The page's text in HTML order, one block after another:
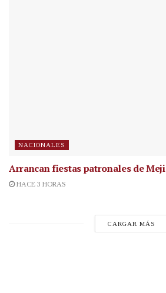
NACIONALES
Arrancan fiestas patronales de
HACE 3 HORAS
CARGAR MÁS